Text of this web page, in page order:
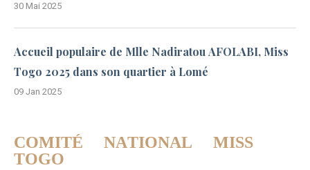
30 Mai 2025
Accueil populaire de Mlle Nadiratou AFOLABI, Miss
Togo 2025 dans son quartier à Lomé
09 Jan 2025
COMITÉ NATIONAL MISS
TOGO